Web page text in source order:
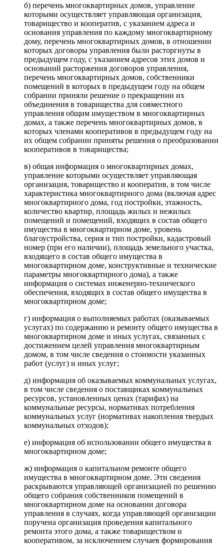
б) перечень многоквартирных домов, управление
которыми осуществляет управляющая организация,
товарищество и кооператив, с указанием адреса и
основания управления по каждому многоквартирному
дому, перечень многоквартирных домов, в отношении
которых договоры управления были расторгнуты в
предыдущем году, с указанием адресов этих домов и
оснований расторжения договоров управления,
перечень многоквартирных домов, собственники
помещений в которых в предыдущем году на общем
собрании приняли решение о прекращении их
объединения в товарищества для совместного
управления общим имуществом в многоквартирных
домах, а также перечень многоквартирных домов, в
которых членами кооперативов в предыдущем году на
их общем собрании приняты решения о преобразовании
кооперативов в товарищества;
в) общая информация о многоквартирных домах,
управление которыми осуществляет управляющая
организация, товарищество и кооператив, в том числе
характеристика многоквартирного дома (включая адрес
многоквартирного дома, год постройки, этажность,
количество квартир, площадь жилых и нежилых
помещений и помещений, входящих в состав общего
имущества в многоквартирном доме, уровень
благоустройства, серия и тип постройки, кадастровый
номер (при его наличии), площадь земельного участка,
входящего в состав общего имущества в
многоквартирном доме, конструктивные и технические
параметры многоквартирного дома), а также
информация о системах инженерно-технического
обеспечения, входящих в состав общего имущества в
многоквартирном доме;
г) информация о выполняемых работах (оказываемых
услугах) по содержанию и ремонту общего имущества в
многоквартирном доме и иных услугах, связанных с
достижением целей управления многоквартирным
домом, в том числе сведения о стоимости указанных
работ (услуг) и иных услуг;
д) информация об оказываемых коммунальных услугах,
в том числе сведения о поставщиках коммунальных
ресурсов, установленных ценах (тарифах) на
коммунальные ресурсы, нормативах потребления
коммунальных услуг (нормативах накопления твердых
коммунальных отходов);
е) информация об использовании общего имущества в
многоквартирном доме;
ж) информация о капитальном ремонте общего
имущества в многоквартирном доме. Эти сведения
раскрываются управляющей организацией по решению
общего собрания собственников помещений в
многоквартирном доме на основании договора
управления в случаях, когда управляющей организации
поручена организация проведения капитального
ремонта этого дома, а также товариществом и
кооперативом, за исключением случаев формирования